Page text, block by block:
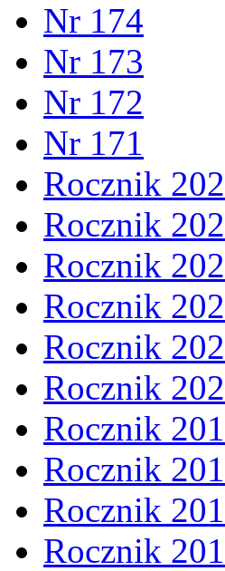
Nr 174
Nr 173
Nr 172
Nr 171
Rocznik
Rocznik
Rocznik
Rocznik
Rocznik
Rocznik
Rocznik
Rocznik
Rocznik
Rocznik